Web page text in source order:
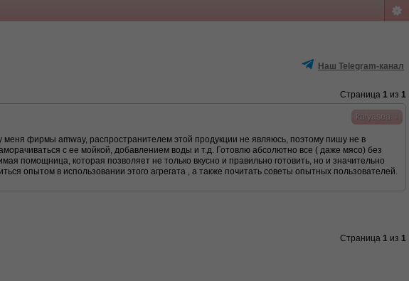
Наш Telegram-канал
Страница 1 из 1
katyasea
фирмы amway, распространителем этой продукции не являюсь, поэтому пишу не в
с ее мойкой, добавлением воды и т.д. Готовлю абсолютно все ( даже мясо) без
помощница, которая позволяет не только вкусно и правильно готовить, но и значительно
опытом в использовании этого агрегата , а также почитать советы опытных пользователей.
Страница 1 из 1